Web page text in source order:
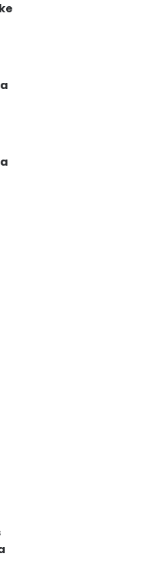
Ini
15:43 WIB